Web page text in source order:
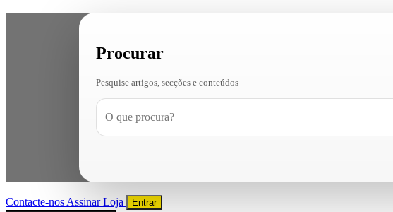
Procurar
Pesquise artigos, secções e conteúdos
Contacte-nos AssinarLoja Entrar